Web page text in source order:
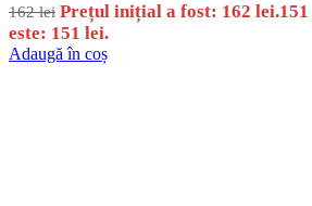
162lei Prețul inițial a fost: 162 lei.151
este: 151 lei.
Adaugă în coș